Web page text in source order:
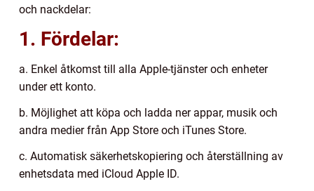
och nackdelar:
1. Fördelar:
a. Enkel åtkomst till alla Apple-tjänster och enheter
under ett konto.
b. Möjlighet att köpa och ladda ner appar, musik och
andra medier från App Store och iTunes Store.
c. Automatisk säkerhetskopiering och återställning av
enhetsdata med iCloud Apple ID.